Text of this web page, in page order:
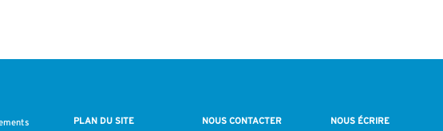
PLAN DU SITE NOUS CONTACTER NOUS ÉCRIRE